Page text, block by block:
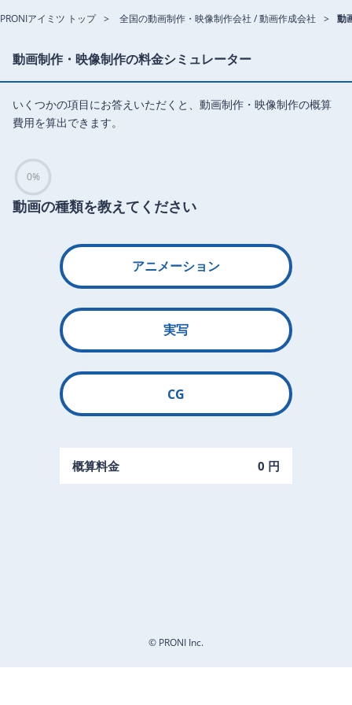
PRONIアイミツ トップ 全国の動画制作・映像制作会社 / 動画作成会社 動
動画制作・映像制作の料金シミュレーター
いくつかの項目にお答えいただくと、動画制作・映像制作の概算
費用を算出できます。
0%
動画の種類を教えてください
アニメーション
実写
CG
概算料金 0 円
© PRONI Inc.